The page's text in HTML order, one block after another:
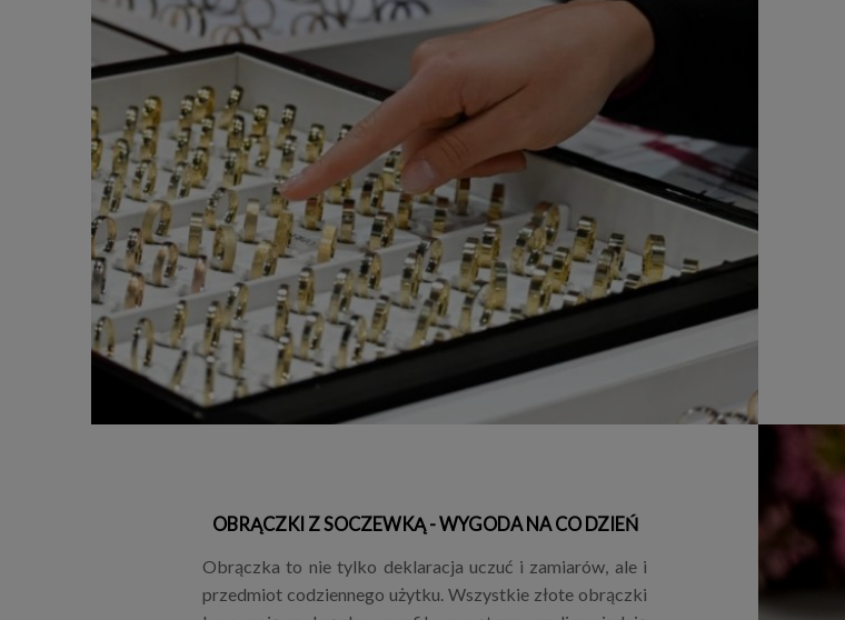
OBRĄCZKI Z SOCZEWKĄ - WYGODA NA CO DZIEŃ
Obrączka to nie tylko deklaracja uczuć i zamiarów, ale i
przedmiot codziennego użytku. Wszystkie złote obrączki